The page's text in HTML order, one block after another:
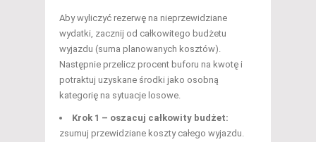
Aby wyliczyć rezerwę na nieprzewidziane
wydatki, zacznij od całkowitego budżetu
wyjazdu (suma planowanych kosztów).
Następnie przelicz procent buforu na kwotę i
potraktuj uzyskane środki jako osobną
kategorię na sytuacje losowe.
Krok 1 – oszacuj całkowity budżet:
zsumuj przewidziane koszty całego wyjazdu.